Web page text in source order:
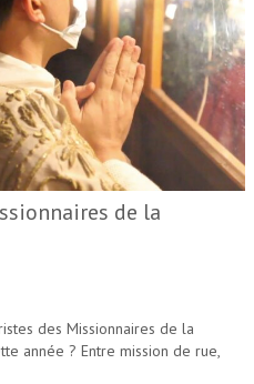
de la
des Missionnaires de la
année ? Entre mission de rue,